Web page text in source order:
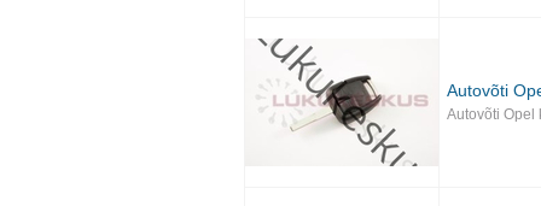
Autovõti
Autovõti Opel